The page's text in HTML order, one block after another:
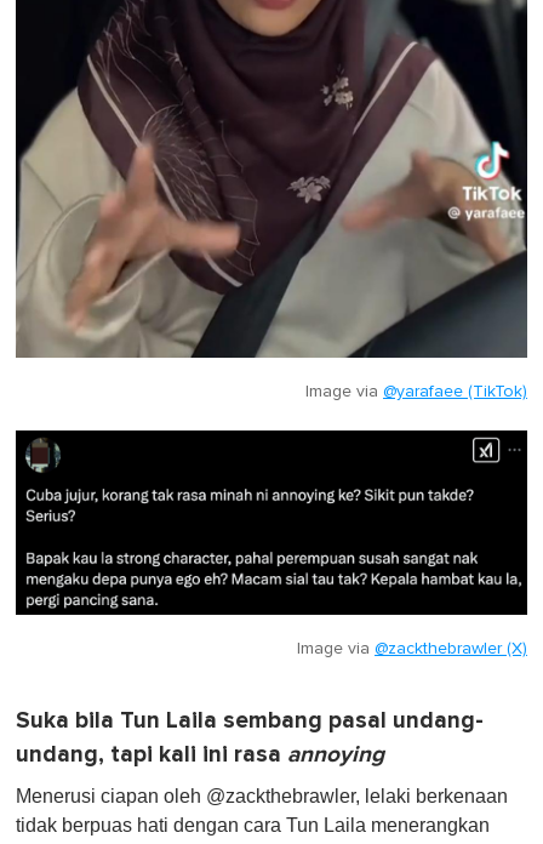
Image via @yarafaee (TikTok)
Image via @zackthebrawler (X)
Suka bila Tun Laila sembang pasal undang-
undang, tapi kali ini rasa annoying
Menerusi ciapan oleh @zackthebrawler, lelaki berkenaan
tidak berpuas hati dengan cara Tun Laila menerangkan